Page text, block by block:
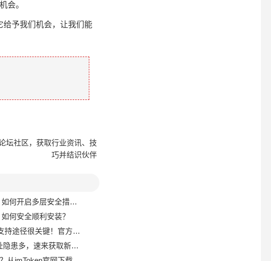
会。
给予我们机会，让我们能
坛社区，获取行业资讯、技
巧并结识伙伴
层安全措施保护资金安全？
何安全顺利安装？
官方平台与社交平台作用几何？
多，速来获取新链接